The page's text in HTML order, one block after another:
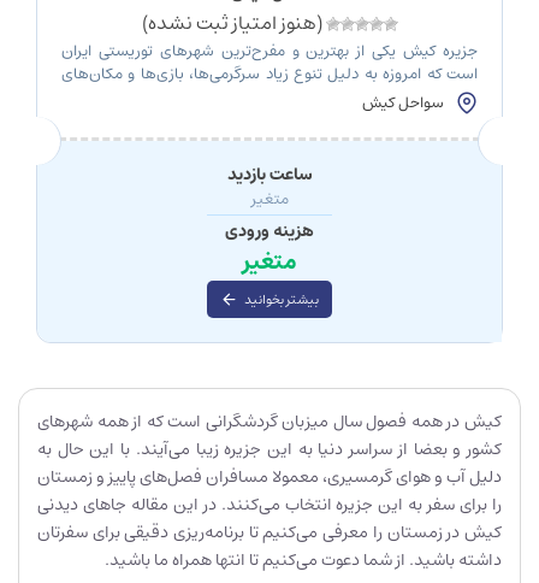
(هنوز امتیاز ثبت نشده)
جزیره کیش یکی از بهترین و مفرح‌ترین شهرهای توریستی ایران
است که امروزه به دلیل تنوع زیاد سرگرمی‌ها، بازی‌ها و مکان‌های
تفریحی مورد استقبال گردشگران قرار گرفته است. سواحل کیش یکی
از محبوب‌ترین مکان‌های این جزیره است. در این جزیره زیبا
می‌توانید ورزش‌های آبی مهیج و مفرحی مانند شاتل سواری را انجام
سواحل کیش
ساعت بازدید
متغیر
هزینه ورودی
متغیر
بیشتر بخوانید
کیش در همه فصول سال میزبان گردشگرانی است که از همه شهرهای
کشور و بعضا از سراسر دنیا به این جزیره زیبا می‌آیند. با این حال به
دلیل آب و هوای گرمسیری، معمولا مسافران فصل‌های پاییز و زمستان
را برای سفر به این جزیره انتخاب می‌کنند. در این مقاله جاهای دیدنی
کیش در زمستان را معرفی می‌کنیم تا برنامه‌ریزی دقیقی برای سفرتان
داشته باشید. از شما دعوت می‌کنیم تا انتها همراه ما باشید.